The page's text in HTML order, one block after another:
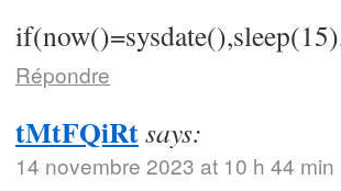
Répondre
tMtFQiRtsays:
14 novembre 2023 at 10 h 44 min